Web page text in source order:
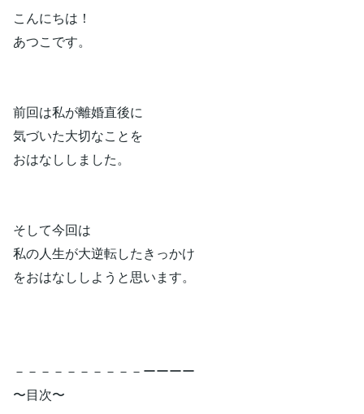
こんにちは！
あつこです。
前回は私が離婚直後に
気づいた大切なことを
おはなししました。
そして今回は
私の人生が大逆転したきっかけ
をおはなししようと思います。
－－－－－－－－－－ーーーー
〜目次〜